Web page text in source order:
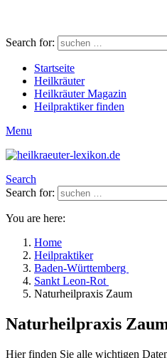
Search for:
Startseite
Heilkräuter
Heilkräuter Magazin
Heilpraktiker finden
Menu
Search
Search for:
You are here:
Home
Heilpraktiker
Baden-Württemberg
Sankt Leon-Rot
Naturheilpraxis Zaum
Naturheilpraxis
Hier finden Sie alle wichtigen